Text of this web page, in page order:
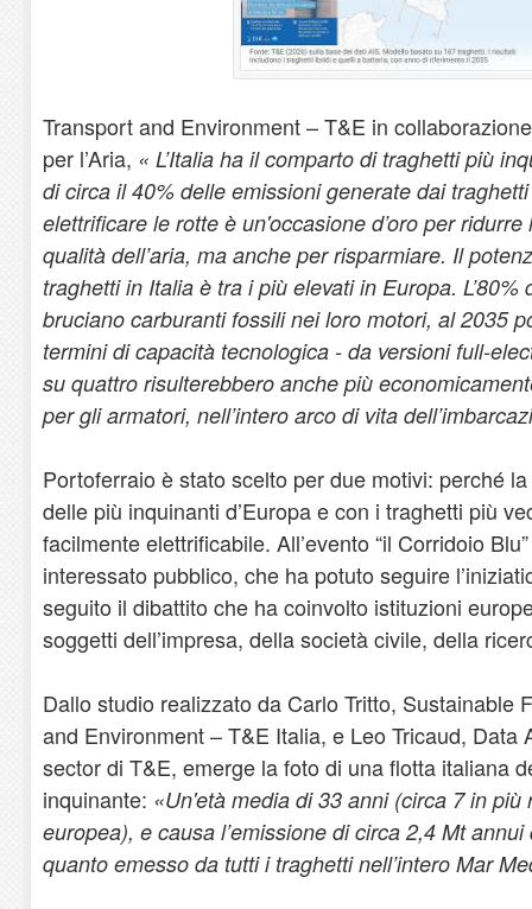
Transport and Environment – T&E in
per l’Aria, « L’Italia ha il comparto di traghetti più
di circa il 40% delle emissioni generate dai
elettrificare le rotte è un'occasione d’oro per
qualità dell’aria, ma anche per risparmiare. Il
traghetti in Italia è tra i più elevati in Europa.
bruciano carburanti fossili nei loro motori, al 2035
termini di capacità tecnologica - da versioni full-
su quattro risulterebbero anche più
per gli armatori, nell’intero arco di vita
Portoferraio è stato scelto per due motivi: perché
delle più inquinanti d’Europa e con i traghetti più
facilmente elettrificabile. All’evento “il Corridoio
interessato pubblico, che ha potuto seguire
seguito il dibattito che ha coinvolto istituzioni
soggetti dell’impresa, della società civile, della
Dallo studio realizzato da Carlo Tritto, Sustainable
and Environment – T&E Italia, e Leo Tricaud, Data
sector di T&E, emerge la foto di una flotta italiana
inquinante: «Un'età media di 33 anni (circa 7 in più
europea), e causa l’emissione di circa 2,4 Mt
quanto emesso da tutti i traghetti nell’intero Mar